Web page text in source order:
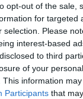
opt-out of the sale,
for targeted
selection. Please
interest-based
to third
of your
This information
Participants that
att jag såg din man ha